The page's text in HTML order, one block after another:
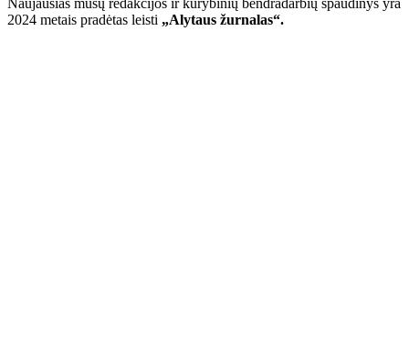
2024 metais pradėtas leisti „Alytaus žurnalas“.